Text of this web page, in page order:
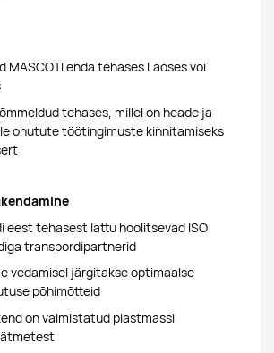
MASCOTI enda tehases Laoses või
tehases, millel on heade ja
ohutute töötingimuste kinnitamiseks
eest tehasest lattu hoolitsevad ISO
transpordipartnerid
vedamisel järgitakse optimaalse
põhimõtteid
on valmistatud plastmassi